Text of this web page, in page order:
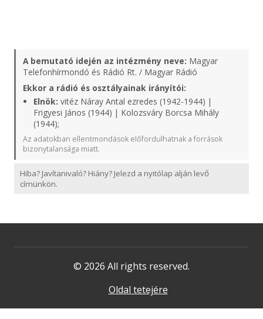
A bemutató idején az intézmény neve: Magyar
Telefonhírmondó és Rádió Rt. / Magyar Rádió
Ekkor a rádió és osztályainak irányítói:
Elnök: vitéz Náray Antal ezredes (1942-1944) |
Frigyesi János (1944) | Kolozsváry Borcsa Mihály
(1944);
Az adatokban ellentmondások előfordulhatnak a források
bizonytalansága miatt.
Hiba? Javítanivaló? Hiány? Jelezd a nyitólap alján levő
címünkön.
© 2026 All rights reserved.
Oldal tetejére